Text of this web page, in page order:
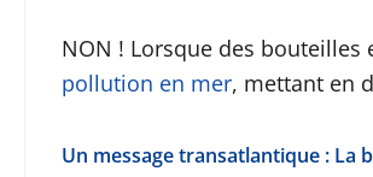
NON ! Lorsque des
pollution en mer, mettant en
Un message transatlantique : La